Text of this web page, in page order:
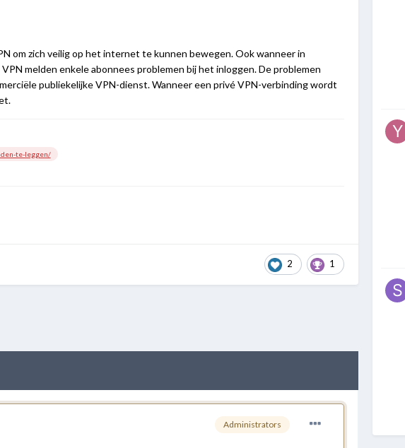
om zich veilig op het internet te kunnen bewegen. Ook wanneer in
melden enkele abonnees problemen bij het inloggen. De problemen
publiekelijke VPN-dienst. Wanneer een privé VPN-verbinding wordt
te-leggen/
2 1
Administrators